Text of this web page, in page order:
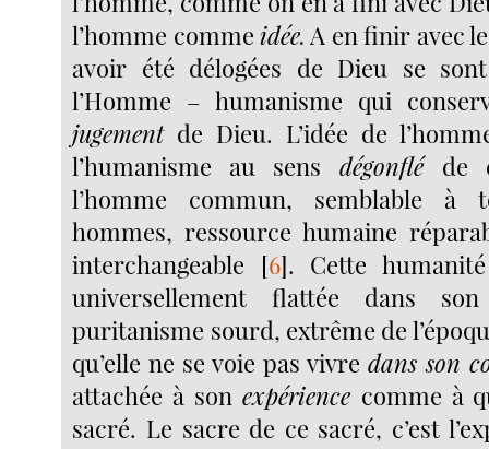
l’homme comme idée. A en finir avec
avoir été délogées de Dieu se
l’Homme – humanisme qui
jugementde Dieu. L’idée de
l’humanisme au sens dégonflé de
l’homme commun, semblable à
hommes, ressource humaine
interchangeable [6]. Cette
universellement flattée dans
puritanisme sourd, extrême de
qu’elle ne se voie pas vivredans son
attachée à son expérience comme à
sacré. Le sacre de ce sacré, c’est